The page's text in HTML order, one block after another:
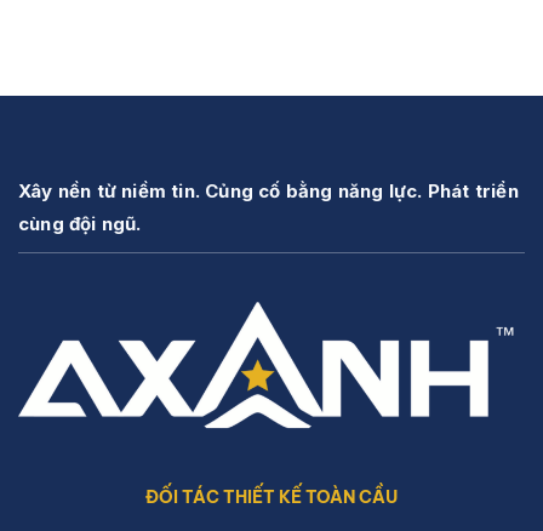
Xây nền từ niềm tin. Củng cố bằng năng lực. Phát triển
cùng đội ngũ.
ĐỐI TÁC THIẾT KẾ TOÀN CẦU